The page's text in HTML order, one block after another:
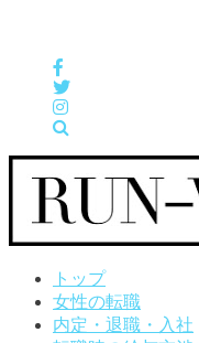
トップ
女性の転職
内定・退職・入社